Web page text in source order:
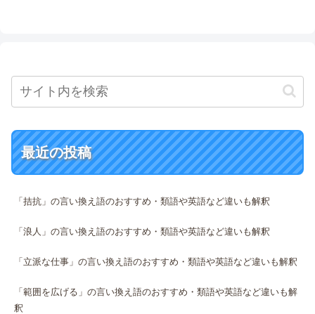
最近の投稿
「拮抗」の言い換え語のおすすめ・類語や英語など違いも解釈
「浪人」の言い換え語のおすすめ・類語や英語など違いも解釈
「立派な仕事」の言い換え語のおすすめ・類語や英語など違いも解釈
「範囲を広げる」の言い換え語のおすすめ・類語や英語など違いも解
釈